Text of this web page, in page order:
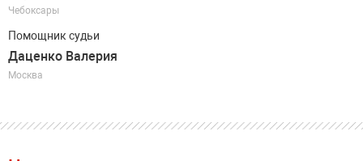
Чебоксары
Помощник судьи
Даценко Валерия
Москва